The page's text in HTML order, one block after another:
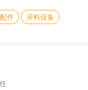
件 开料设备